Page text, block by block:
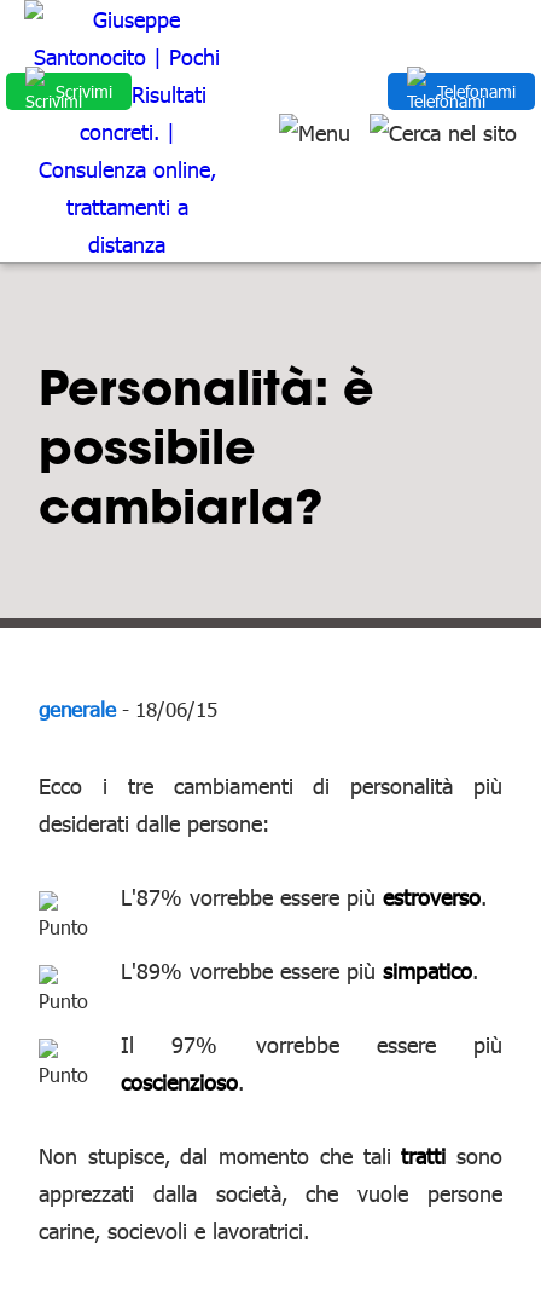
Scrivimi Telefonami
Personalità: è
possibile
cambiarla?
generale- 18/06/15
Ecco i tre cambiamenti di personalità più
desiderati dalle persone:
L'87% vorrebbe essere più estroverso.
L'89% vorrebbe essere più simpatico.
Il 97% vorrebbe essere più
coscienzioso.
Non stupisce, dal momento che talitratti sono
apprezzati dalla società, che vuole persone
carine, socievoli e lavoratrici.